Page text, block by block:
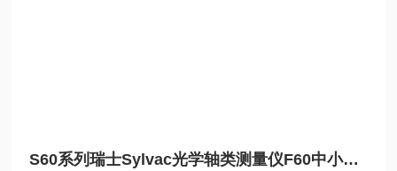
S60系列瑞士Sylvac光学轴类测量仪F60中小型工件